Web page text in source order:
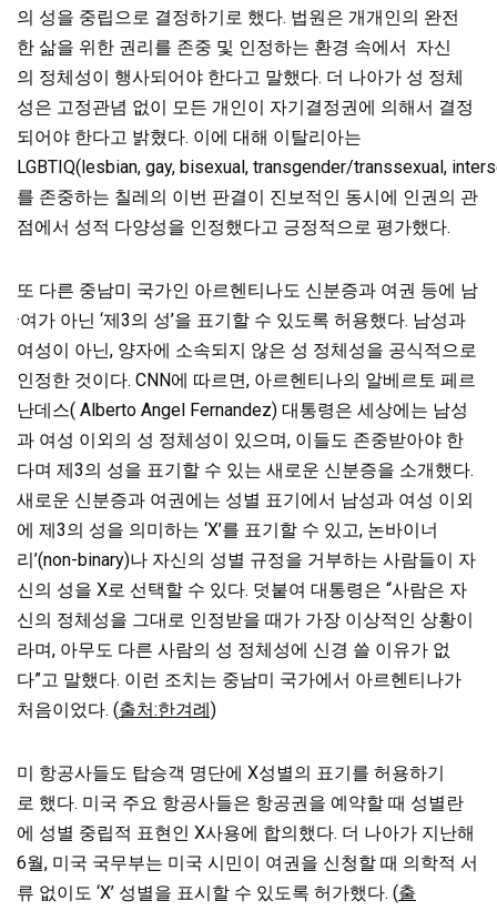
의 성을 중립으로 결정하기로 했다. 법원은 개개인의 완전
한 삶을 위한 권리를 존중 및 인정하는 환경 속에서 자신
의 정체성이 행사되어야 한다고 말했다. 더 나아가 성 정체
성은 고정관념 없이 모든 개인이 자기결정권에 의해서 결정
되어야 한다고 밝혔다. 이에 대해 이탈리아는
LGBTIQ(lesbian, gay, bisexual, transgender/transsexual,
를 존중하는 칠레의 이번 판결이 진보적인 동시에 인권의 관
점에서 성적 다양성을 인정했다고 긍정적으로 평가했다.
또 다른 중남미 국가인 아르헨티나도 신분증과 여권 등에 남
·여가 아닌 ‘제3의 성’을 표기할 수 있도록 허용했다. 남성과
여성이 아닌, 양자에 소속되지 않은 성 정체성을 공식적으로
인정한 것이다. CNN에 따르면, 아르헨티나의 알베르토 페르
난데스( Alberto Angel Fernandez) 대통령은 세상에는 남성
과 여성 이외의 성 정체성이 있으며, 이들도 존중받아야 한
다며 제3의 성을 표기할 수 있는 새로운 신분증을 소개했다.
새로운 신분증과 여권에는 성별 표기에서 남성과 여성 이외
에 제3의 성을 의미하는 ‘X’를 표기할 수 있고, 논바이너
리’(non-binary)나 자신의 성별 규정을 거부하는 사람들이 자
신의 성을 X로 선택할 수 있다. 덧붙여 대통령은 “사람은 자
신의 정체성을 그대로 인정받을 때가 가장 이상적인 상황이
라며, 아무도 다른 사람의 성 정체성에 신경 쓸 이유가 없
다”고 말했다. 이런 조치는 중남미 국가에서 아르헨티나가
처음이었다. (출처:한겨례)
미 항공사들도 탑승객 명단에 X성별의 표기를 허용하기
로 했다. 미국 주요 항공사들은 항공권을 예약할 때 성별란
에 성별 중립적 표현인 X사용에 합의했다. 더 나아가 지난해
6월, 미국 국무부는 미국 시민이 여권을 신청할 때 의학적 서
류 없이도 ‘X’ 성별을 표시할 수 있도록 허가했다. (출